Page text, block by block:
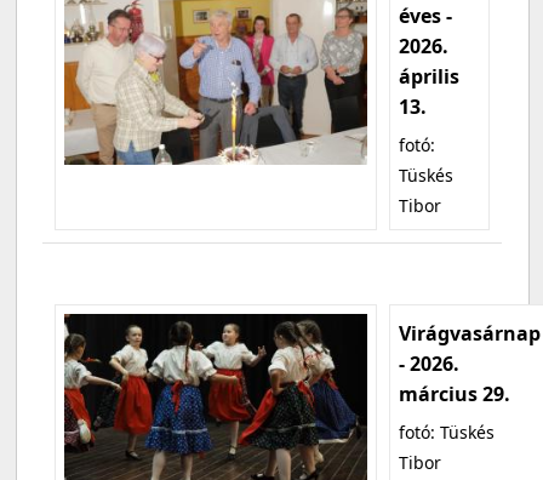
éves -
2026.
április
13.
fotó:
Tüskés
Tibor
Virágvasárnap
- 2026.
március 29.
fotó: Tüskés
Tibor